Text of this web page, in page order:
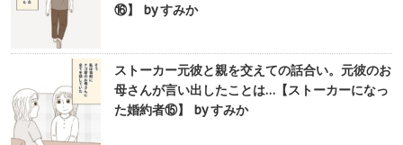
⑯】 by すみか
ストーカー元彼と親を交えての話合い。元彼のお
母さんが言い出したことは…【ストーカーになっ
た婚約者⑮】 by すみか